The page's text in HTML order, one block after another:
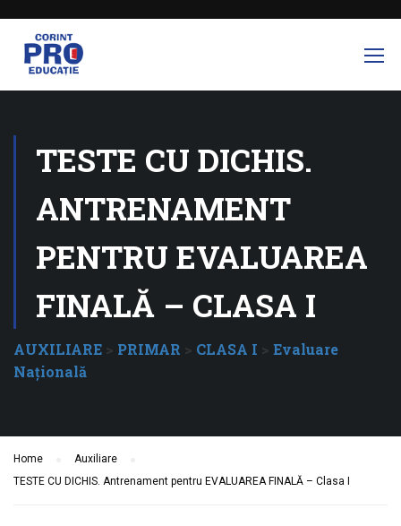
TESTE CU DICHIS.
ANTRENAMENT
PENTRU EVALUAREA
FINALĂ – CLASA I
AUXILIARE > PRIMAR > CLASA I > Evaluare
Naţională
Home
Auxiliare
TESTE CU DICHIS. Antrenament pentru EVALUAREA FINALĂ – Clasa I